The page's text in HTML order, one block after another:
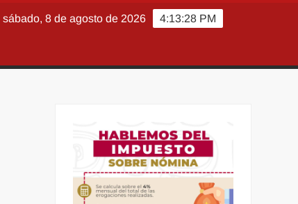
4:13:29 PM
sábado, 8 de agosto de 2026